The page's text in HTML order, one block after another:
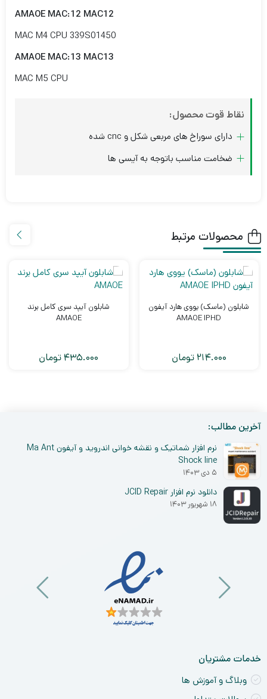
AMAOE MAC:12 MAC12
MAC M4 CPU 339S01450
AMAOE MAC:13 MAC13
MAC M5 CPU
نقاط قوت محصول:
دارای سوراخ های مربعی شکل و cnc شده
ضخامت مناسب باتوجه به آیسی ها
محصولات مرتبط
شابلون (ماسک) یووی هارد آیفون
AMAOE IPHD
214.000 تومان
شابلون آیپد سری کامل برند
AMAOE
435.000 تومان
آخرین مطالب:
نرم افزار شماتیک و نقشه خوانی اندروید و آیفون Ma Ant
Shock line
۵ دی ۱۴۰۳
دانلود نرم افزار JCID Repair
۱۸ شهریور ۱۴۰۳
خدمات مشتریان
وبلاگ و آموزش ها